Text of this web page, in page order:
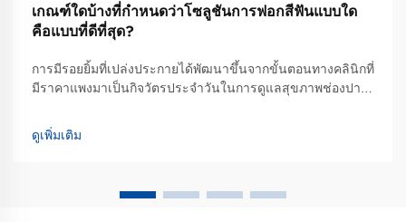
เกณฑ์ใดบ้างที่กำหนดว่าโซลูชันการฟอกสีฟันแบบใด
คือแบบที่ดีที่สุด?
การมีรอยยิ้มที่เปล่งประกายได้พัฒนาขึ้นจากขั้นตอนทางคลินิกที่
มีราคาแพงมาเป็นกิจวัตรประจำวันในการดูแลสุขภาพช่องปาก
สามารถปรับเข้ากับไลฟ์สไตล์ที่เร่งรีบได้ ปัจจุบันพวกเขาส่วน
ใหญ่หันไปใช้ผลิตภัณฑ์ฟอกสีฟันขั้นสูงที่ใช้งานได้สะดวก...
ดูเพิ่มเติม